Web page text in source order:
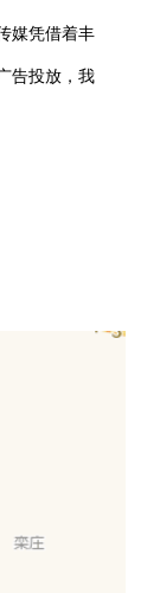
媒凭借着丰
告投放，我
们将继续